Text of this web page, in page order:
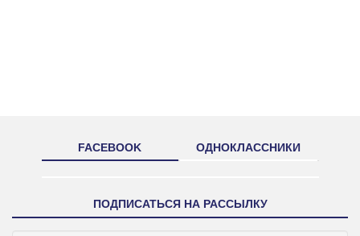
FACEBOOK ОДНОКЛАССНИКИ
ПОДПИСАТЬСЯ НА РАССЫЛКУ